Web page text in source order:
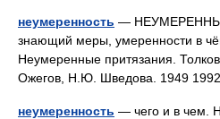
неумеренность —
знающий меры, умеренности в
Неумеренные притязания.
Ожегов, Н.Ю. Шведова. 1949
неумеренность — чего и в чем.